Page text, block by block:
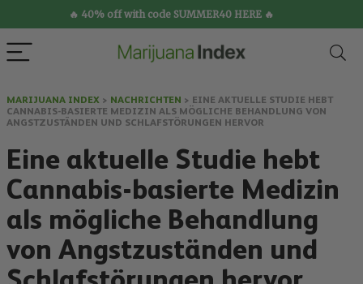
🔥 40% off with code SUMMER40 HERE 🔥
MARIJUANA INDEX > NACHRICHTEN > EINE AKTUELLE STUDIE HEBT
CANNABIS-BASIERTE MEDIZIN ALS MÖGLICHE BEHANDLUNG VON
ANGSTZUSTÄNDEN UND SCHLAFSTÖRUNGEN HERVOR
Eine aktuelle Studie hebt
Cannabis-basierte Medizin
als mögliche Behandlung
von Angstzuständen und